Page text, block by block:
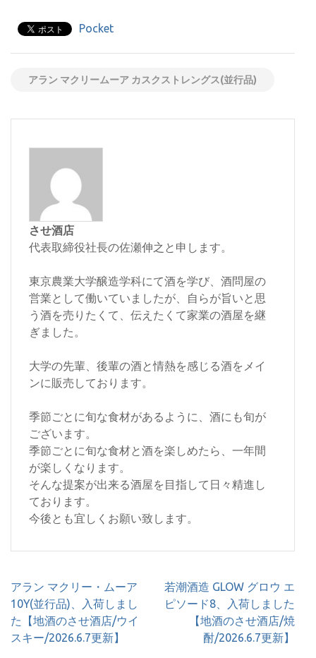
Pocket
アラン マクリームーア カスクストレングス(並行品)
させ酒店
代表取締役社長の佐瀬伸之と申します。
東京農業大学醸造学科にて酒を学び、酒問屋の
営業として働いていましたが、自らが旨いと思
う酒を売りたくて、伝えたくて家業の酒屋を継
ぎました。
大学の先輩、後輩の酒と情熱を感じる酒をメイ
ンに販売しております。
季節ごとに旬な食材があるように、酒にも旬が
ございます。
季節ごとに旬な食材と酒を楽しめたら、一年間
が楽しくなります。
そんな提案が出来る酒屋を目指して日々精進し
ております。
今後とも宜しくお願い致します。
投
稿
ナ
ビ
アラン マクリー・ムーア
10Y(並行品)、入荷しまし
た【地酒のさせ酒店/ウイ
スキー/2026.6.7更新】
若潮酒造 GLOW グロウ エ
ピソード8、入荷しました
【地酒のさせ酒店/焼
酎/2026.6.7更新】